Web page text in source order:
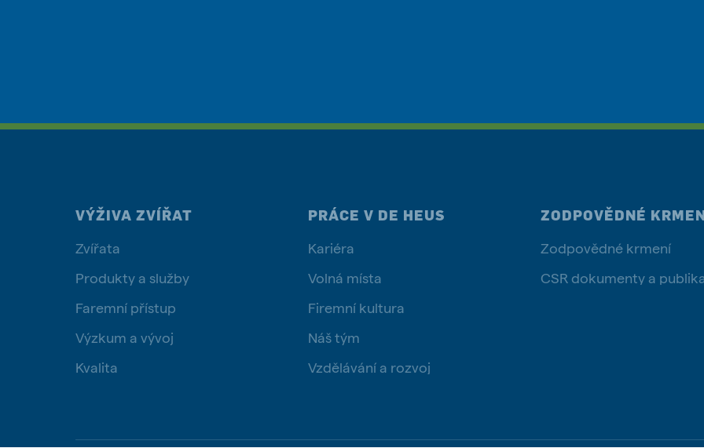
VÝŽIVA ZVÍŘAT
Zvířata
Produkty a služby
Faremní přístup
Výzkum a vývoj
Kvalita
PRÁCE V DE HEUS
Kariéra
Volná místa
Firemní kultura
Náš tým
Vzdělávání a rozvoj
ZODPOVĚDNÉ
Zodpovědné krmení
CSR dokumenty a